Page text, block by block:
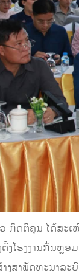
ກິດຕິຄຸນ ໄດ້ສະເ
ຕັ້ງໂຮງງານກັ່ນ
ງສາພັດທະນາລ